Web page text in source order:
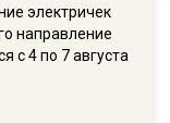
электричек
направление
с 4 по 7 августа